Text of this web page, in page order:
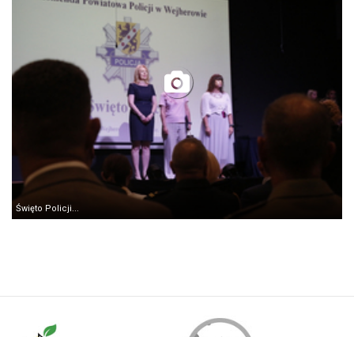
Święto Policji...